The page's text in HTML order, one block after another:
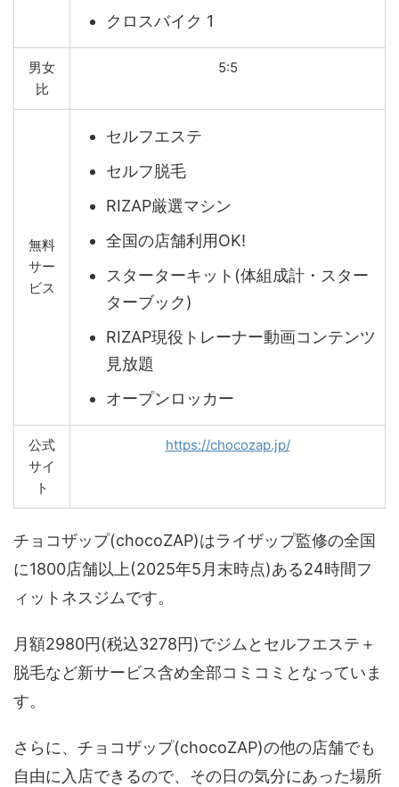
クロスバイク 1
男女
比
5:5
無料
サー
ビス
セルフエステ
セルフ脱毛
RIZAP厳選マシン
全国の店舗利用OK!
スターターキット(体組成計・スター
ターブック)
RIZAP現役トレーナー動画コンテンツ
見放題
オープンロッカー
公式
サイ
ト
https://chocozap.jp/
チョコザップ(chocoZAP)はライザップ監修の全国
に1800店舗以上(2025年5月末時点)ある24時間フ
ィットネスジムです。
月額2980円(税込3278円)でジムとセルフエステ＋
脱毛など新サービス含め全部コミコミとなっていま
す。
さらに、チョコザップ(chocoZAP)の他の店舗でも
自由に入店できるので、その日の気分にあった場所